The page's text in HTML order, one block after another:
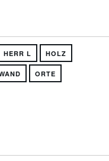
HERR L HOLZ
ORTE